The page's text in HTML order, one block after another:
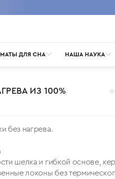
ДЛЯ СНА НАША НАУКА
ИЗ 100%
без нагрева.
шелка и гибкой основе,
локоны без